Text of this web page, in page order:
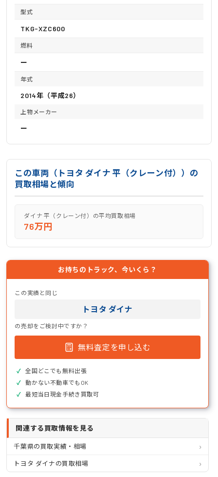
型式
TKG-XZC600
燃料
ー
年式
2014年（平成26）
上物メーカー
ー
この車両（トヨタ ダイナ 平（クレーン付））の
買取相場と傾向
ダイナ 平（クレーン付）の平均買取相場
76万円
お持ちのトラック、今いくら？
この実績と同じ
トヨタ ダイナ
の売却をご検討中ですか？
無料査定を申し込む
全国どこでも無料出張
動かない不動車でもOK
最短当日現金手続き買取可
関連する買取情報を見る
千葉県の買取実績・相場
トヨタ ダイナの買取相場